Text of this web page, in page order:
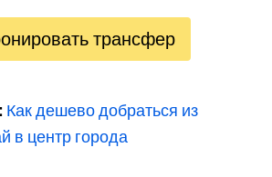
трансфер
Как дешево добраться из
в центр города